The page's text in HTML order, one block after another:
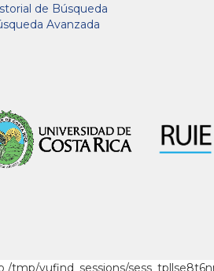
de Búsqueda
Avanzada
/tmp/vufind_sessions/